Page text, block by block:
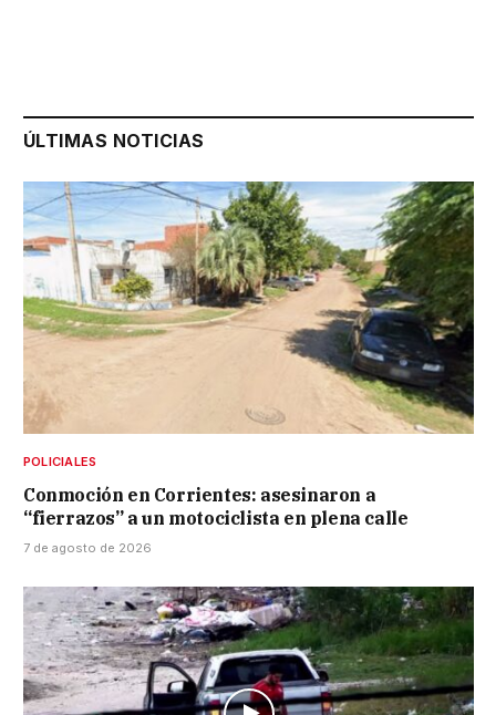
ÚLTIMAS NOTICIAS
POLICIALES
Conmoción en Corrientes: asesinaron a
“fierrazos” a un motociclista en plena calle
7 de agosto de 2026